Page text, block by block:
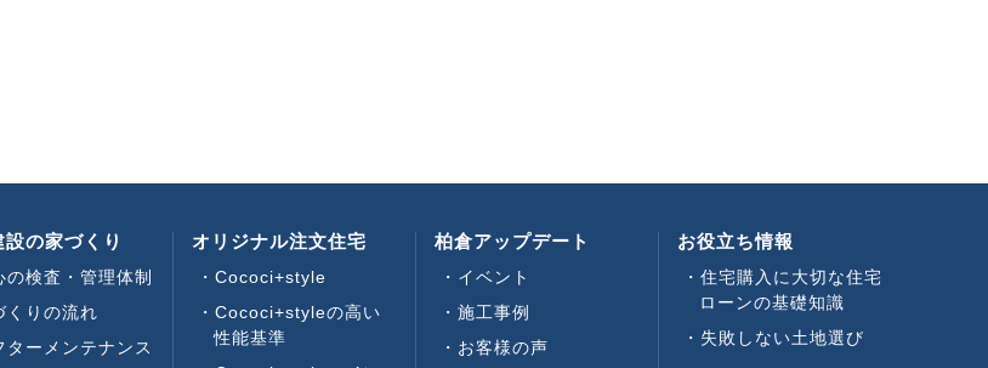
設の家づくり
の検査・管理体制
くりの流れ
ターメンテナンス
オリジナル注文住宅
Cococi+style
Cococi+styleの高い
性能基準
柏倉アップデート
イベント
施工事例
お客様の声
お役立ち情報
住宅購入に大切な住宅
ローンの基礎知識
失敗しない土地選び